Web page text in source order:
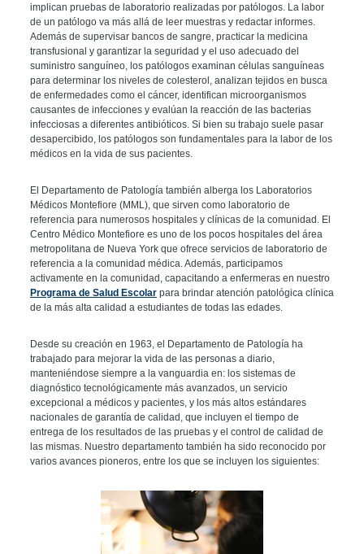
implican pruebas de laboratorio realizadas por patólogos. La labor
de un patólogo va más allá de leer muestras y redactar informes.
Además de supervisar bancos de sangre, practicar la medicina
transfusional y garantizar la seguridad y el uso adecuado del
suministro sanguíneo, los patólogos examinan células sanguíneas
para determinar los niveles de colesterol, analizan tejidos en busca
de enfermedades como el cáncer, identifican microorganismos
causantes de infecciones y evalúan la reacción de las bacterias
infecciosas a diferentes antibióticos. Si bien su trabajo suele pasar
desapercibido, los patólogos son fundamentales para la labor de los
médicos en la vida de sus pacientes.
El Departamento de Patología también alberga los Laboratorios
Médicos Montefiore (MML), que sirven como laboratorio de
referencia para numerosos hospitales y clínicas de la comunidad. El
Centro Médico Montefiore es uno de los pocos hospitales del área
metropolitana de Nueva York que ofrece servicios de laboratorio de
referencia a la comunidad médica. Además, participamos
activamente en la comunidad, capacitando a enfermeras en nuestro
Programa de Salud Escolar para brindar atención patológica clínica
de la más alta calidad a estudiantes de todas las edades.
Desde su creación en 1963, el Departamento de Patología ha
trabajado para mejorar la vida de las personas a diario,
manteniéndose siempre a la vanguardia en: los sistemas de
diagnóstico tecnológicamente más avanzados, un servicio
excepcional a médicos y pacientes, y los más altos estándares
nacionales de garantía de calidad, que incluyen el tiempo de
entrega de los resultados de las pruebas y el control de calidad de
las mismas. Nuestro departamento también ha sido reconocido por
varios avances pioneros, entre los que se incluyen los siguientes: